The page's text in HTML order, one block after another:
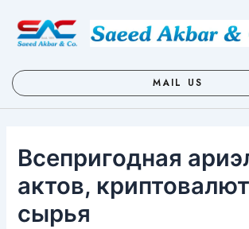
content
MAIL US
Всепригодная
актов,
сырья
navigation